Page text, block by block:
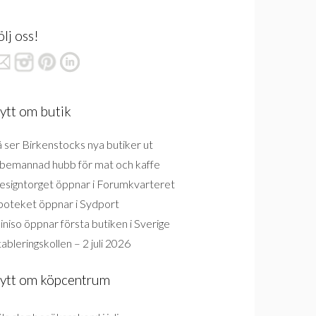
oss!
om butik
ser Birkenstocks nya butiker ut
hubb för mat och kaffe
öppnar i Forumkvarteret
öppnar i Sydport
öppnar första butiken i Sverige
– 2 juli 2026
om köpcentrum